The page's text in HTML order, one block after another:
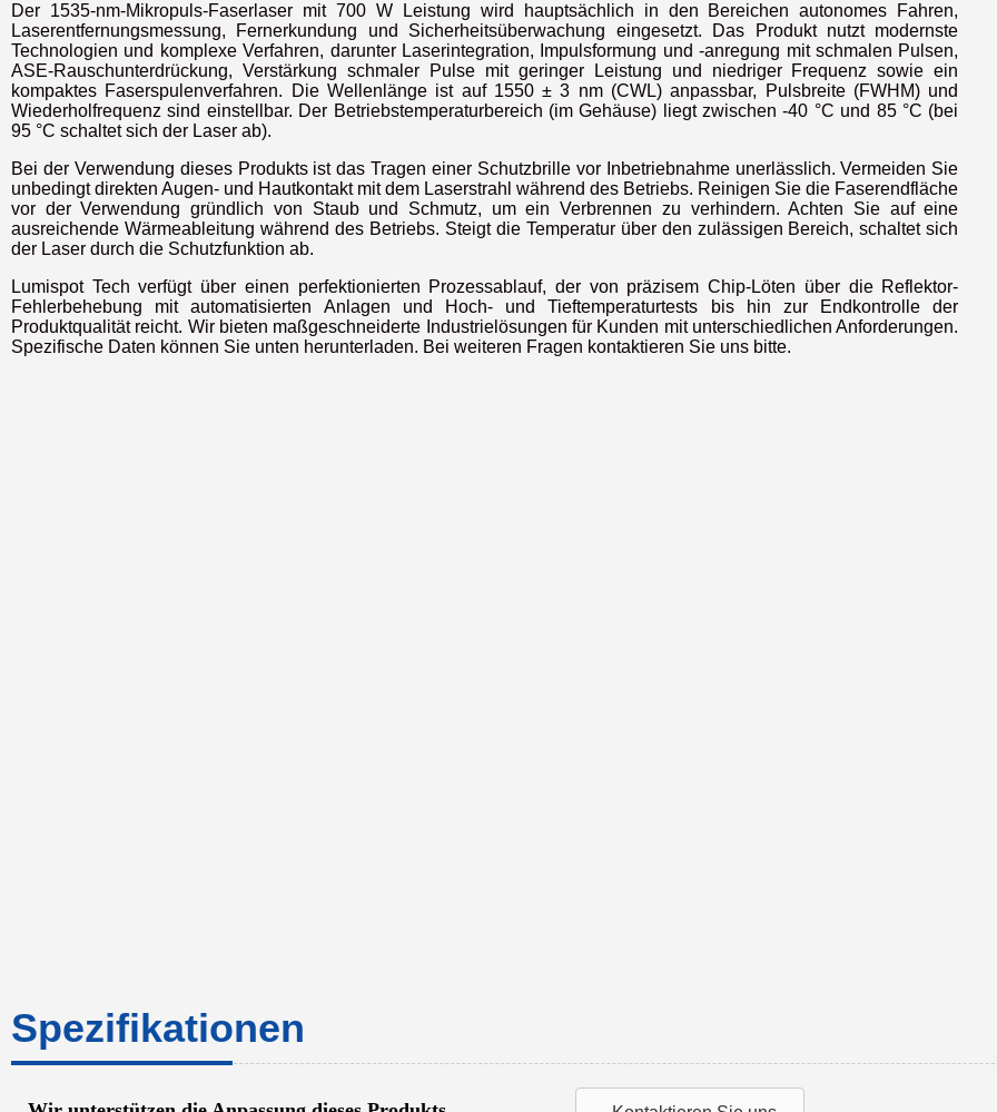
Der 1535-nm-Mikropuls-Faserlaser mit 700 W Leistung wird hauptsächlich in den Bereichen autonomes Fahren,
Laserentfernungsmessung, Fernerkundung und Sicherheitsüberwachung eingesetzt. Das Produkt nutzt modernste
Technologien und komplexe Verfahren, darunter Laserintegration, Impulsformung und -anregung mit schmalen Pulsen,
ASE-Rauschunterdrückung, Verstärkung schmaler Pulse mit geringer Leistung und niedriger Frequenz sowie ein
kompaktes Faserspulenverfahren. Die Wellenlänge ist auf 1550 ± 3 nm (CWL) anpassbar, Pulsbreite (FWHM) und
Wiederholfrequenz sind einstellbar. Der Betriebstemperaturbereich (im Gehäuse) liegt zwischen -40 °C und 85 °C (bei
95 °C schaltet sich der Laser ab).
Bei der Verwendung dieses Produkts ist das Tragen einer Schutzbrille vor Inbetriebnahme unerlässlich. Vermeiden Sie
unbedingt direkten Augen- und Hautkontakt mit dem Laserstrahl während des Betriebs. Reinigen Sie die Faserendfläche
vor der Verwendung gründlich von Staub und Schmutz, um ein Verbrennen zu verhindern. Achten Sie auf eine
ausreichende Wärmeableitung während des Betriebs. Steigt die Temperatur über den zulässigen Bereich, schaltet sich
der Laser durch die Schutzfunktion ab.
Lumispot Tech verfügt über einen perfektionierten Prozessablauf, der von präzisem Chip-Löten über die Reflektor-
Fehlerbehebung mit automatisierten Anlagen und Hoch- und Tieftemperaturtests bis hin zur Endkontrolle der
Produktqualität reicht. Wir bieten maßgeschneiderte Industrielösungen für Kunden mit unterschiedlichen Anforderungen.
Spezifische Daten können Sie unten herunterladen. Bei weiteren Fragen kontaktieren Sie uns bitte.
Spezifikationen